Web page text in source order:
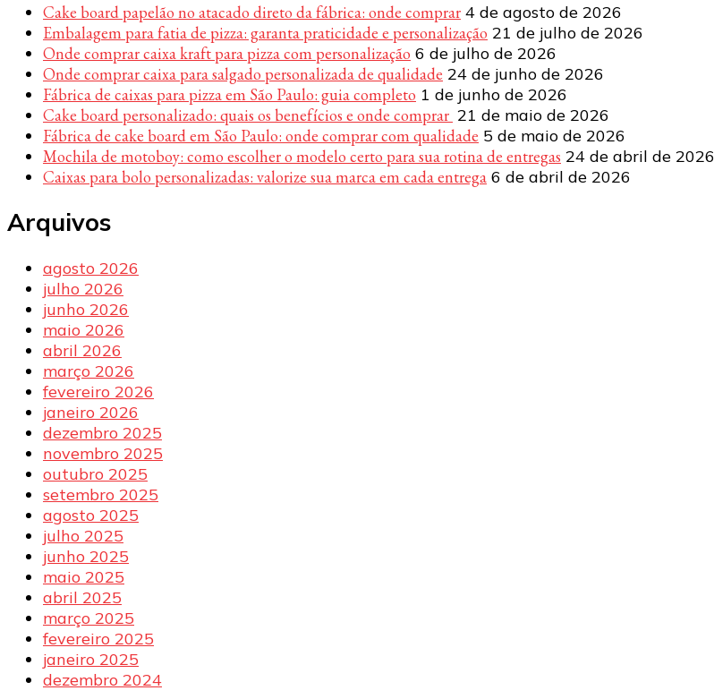
Cake board papelão no atacado direto da fábrica: onde comprar 4 de agosto de 2026
Embalagem para fatia de pizza: garanta praticidade e personalização 21 de julho de 2026
Onde comprar caixa kraft para pizza com personalização 6 de julho de 2026
Onde comprar caixa para salgado personalizada de qualidade 24 de junho de 2026
Fábrica de caixas para pizza em São Paulo: guia completo 1 de junho de 2026
Cake board personalizado: quais os benefícios e onde comprar 21 de maio de 2026
Fábrica de cake board em São Paulo: onde comprar com qualidade 5 de maio de 2026
Mochila de motoboy: como escolher o modelo certo para sua rotina de entregas 24 de abril de 2026
Caixas para bolo personalizadas: valorize sua marca em cada entrega 6 de abril de 2026
Arquivos
agosto 2026
julho 2026
junho 2026
maio 2026
abril 2026
março 2026
fevereiro 2026
janeiro 2026
dezembro 2025
novembro 2025
outubro 2025
setembro 2025
agosto 2025
julho 2025
junho 2025
maio 2025
abril 2025
março 2025
fevereiro 2025
janeiro 2025
dezembro 2024